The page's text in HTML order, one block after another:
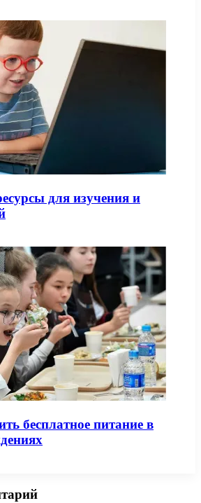
для изучения и
бесплатное питание в